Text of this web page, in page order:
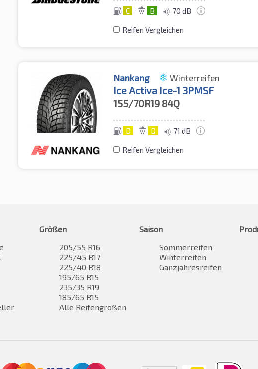
C B 70 dB
Reifen Vergleichen
Nankang Winterreifen
Ice Activa Ice-1 3PMSF
155/70R19 84Q
D D 71 dB
Reifen Vergleichen
Größen
205/55 R16
225/45 R17
225/40 R18
195/65 R15
235/35 R19
185/65 R15
Alle Reifengrößen
Saison
Sommerreifen
Winterreifen
Ganzjahresreifen